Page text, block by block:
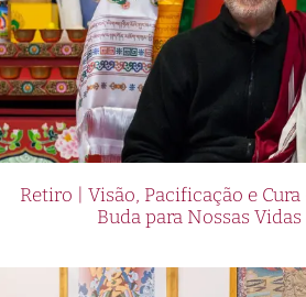
Retiro | Visão, Pacificação e
Buda para Nossas